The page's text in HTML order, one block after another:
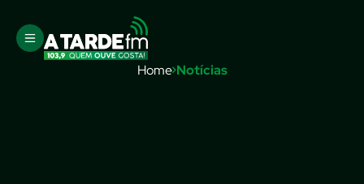
Home Notícias